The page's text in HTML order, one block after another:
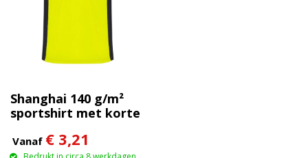
Shanghai 140 g/m²
sportshirt met korte
Vanaf € 3,21